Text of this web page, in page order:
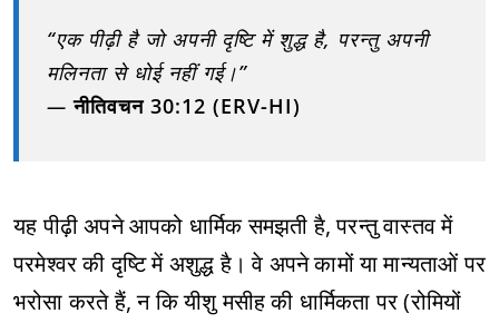
“एक पीढ़ी है जो अपनी दृष्टि में शुद्ध है, परन्तु अपनी
मलिनता से धोई नहीं गई।”
—नीतिवचन 30:12 (ERV-HI)
यह पीढ़ी अपने आपको धार्मिक समझती है, परन्तु वास्तव में
परमेश्वर की दृष्टि में अशुद्ध है। वे अपने कामों या मान्यताओं पर
भरोसा करते हैं, न कि यीशु मसीह की धार्मिकता पर (रोमियों